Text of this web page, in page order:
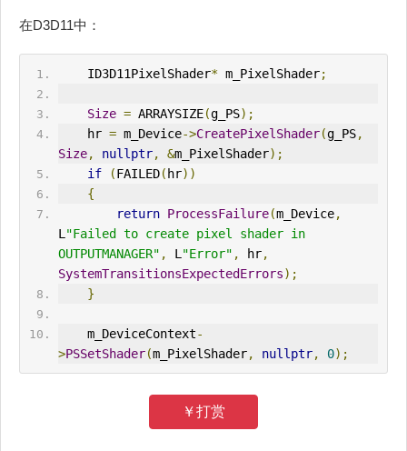
在D3D11中：
    ID3D11PixelShader
* m_PixelShader;
Size = ARRAYSIZE(g_PS);
    hr
= m_Device->CreatePixelShader(g_PS,
Size, nullptr, &m_PixelShader);
if
(FAILED( hr))
{
return ProcessFailure(m_Device,
L"Failed to create pixel shader in
OUTPUTMANAGER" , L"Error" , hr,
SystemTransitionsExpectedErrors);
}
    m_DeviceContext
-
>PSSetShader(m_PixelShader, nullptr, 0);
￥打赏